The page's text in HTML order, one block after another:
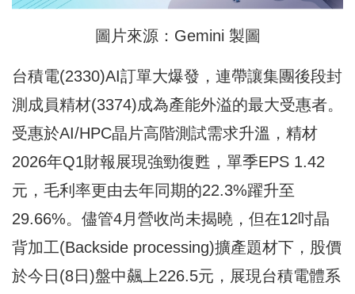
圖片來源：Gemini 製圖
台積電(2330)AI訂單大爆發，連帶讓集團後段封
測成員精材(3374)成為產能外溢的最大受惠者。
受惠於AI/HPC晶片高階測試需求升溫，精材
2026年Q1財報展現強勁復甦，單季EPS 1.42
元，毛利率更由去年同期的22.3%躍升至
29.66%。儘管4月營收尚未揭曉，但在12吋晶
背加工(Backside processing)擴產題材下，股價
於今日(8日)盤中飆上226.5元，展現台積電體系